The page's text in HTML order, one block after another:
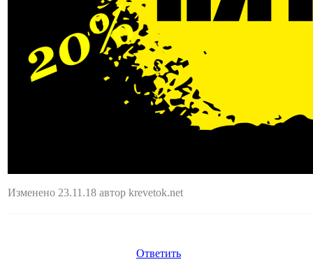
Изменено 23.11.18 автор krevetok.net
Ответить